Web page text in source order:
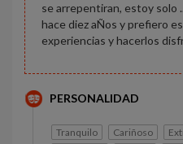
se arrepentiran, estoy solo
hace diez aÑos y prefiero
experiencias y hacerlos
PERSONALIDAD
Tranquilo Cariñoso